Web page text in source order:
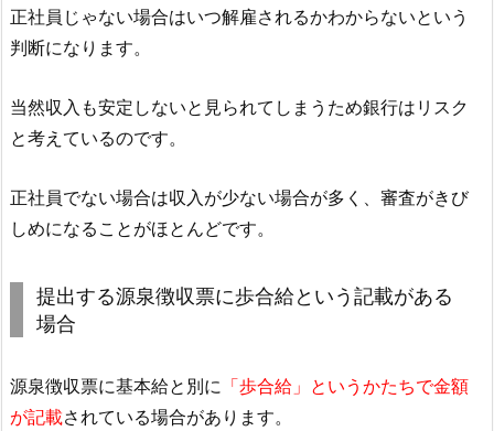
正社員じゃない場合はいつ解雇されるかわからないという
判断になります。
当然収入も安定しないと見られてしまうため銀行はリスク
と考えているのです。
正社員でない場合は収入が少ない場合が多く、審査がきび
しめになることがほとんどです。
提出する源泉徴収票に歩合給という記載がある
場合
源泉徴収票に基本給と別に 「歩合給」というかたちで金額
が記載されている場合があります。